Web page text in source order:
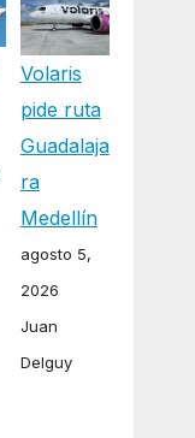
Volaris
pide ruta
Guadalaja
ra
Medellín
agosto 5,
2026
Juan
Delguy